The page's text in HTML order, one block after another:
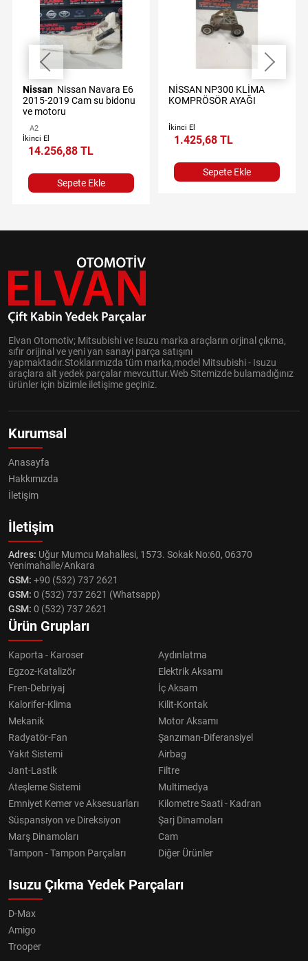
Nissan
2015-2019 Cam su bidonu
ve motoru
A2
İkinci El
14.256,88 TL
Sepete Ekle
NİSSAN NP300 KLİMA
KOMPRÖSÖR AYAĞI
İkinci El
1.425,68 TL
Sepete Ekle
Elvan Otomotiv; Mitsubishi ve Isuzu marka araçların orjinal çıkma,
sıfır orijinal ve yeni yan sanayi parça satışını
yapmaktadır.Stoklarımızda tüm marka,model Mitsubishi - Isuzu
araçlara ait yedek parçalar mevcuttur.Web Sitemizde bulamadığınız
ürünler için bizimle iletişime geçiniz.
Kurumsal
Anasayfa
Hakkımızda
İletişim
İletişim
Adres: Uğur Mumcu Mahallesi, 1573. Sokak No:60, 06370
Yenimahalle/Ankara
GSM: +90 (532) 737 2621
GSM: 0 (532) 737 2621 (Whatsapp)
GSM: 0 (532) 737 2621
Ürün Grupları
Kaporta - Karoser
Aydınlatma
Egzoz-Katalizör
Elektrik Aksamı
Fren-Debriyaj
İç Aksam
Kalorifer-Klima
Kilit-Kontak
Mekanik
Motor Aksamı
Radyatör-Fan
Şanzıman-Diferansiyel
Yakıt Sistemi
Airbag
Jant-Lastik
Filtre
Ateşleme Sistemi
Multimedya
Emniyet Kemer ve Aksesuarları
Kilometre Saati - Kadran
Süspansiyon ve Direksiyon
Şarj Dinamoları
Marş Dinamoları
Cam
Tampon - Tampon Parçaları
Diğer Ürünler
Isuzu Çıkma Yedek Parçaları
D-Max
Amigo
Trooper